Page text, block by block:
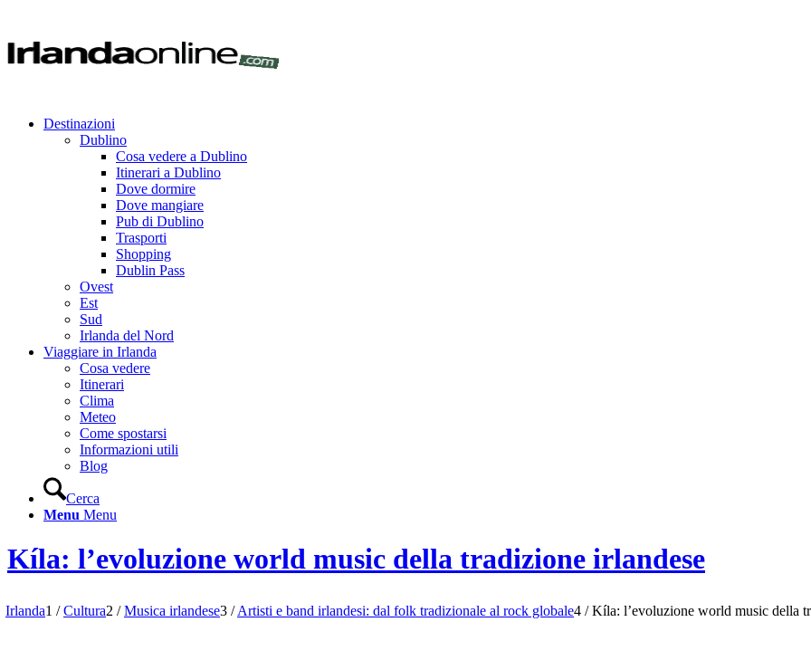
Destinazioni
Dublino
Cosa vedere a Dublino
Itinerari a Dublino
Dove dormire
Dove mangiare
Pub di Dublino
Trasporti
Shopping
Dublin Pass
Ovest
Est
Sud
Irlanda del Nord
Viaggiare in Irlanda
Cosa vedere
Itinerari
Clima
Meteo
Come spostarsi
Informazioni utili
Blog
Cerca
Menu Menu
Kíla: l’evoluzione world music della tradizione irlandese
Irlanda1 / Cultura2 / Musica irlandese3 / Artisti e band irlandesi: dal folk tradizionale al rock globale4 / Kíla: l’evoluzione world music della